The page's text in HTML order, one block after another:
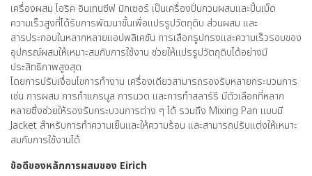
เครื่องผสม ไอริค อินเทนซีฟ มิกเซอร์ เป็นเครื่องปั่นกวนผสมและปั้นเม็ด
ความเร็วสูงที่ได้รับการพัฒนาขึ้นเพื่อแปรรูปวัตถุดิบ ส่วนผสม และ
สารประกอบในหลากหลายแอปพลิเคชัน การเลือกรูปทรงและความเร็วรอบของ
อุปกรณ์ผสมให้เหมาะสมกับการใช้งาน ช่วยให้แปรรูปวัตถุดิบได้อย่างมี
ประสิทธิภาพสูงสุด
โดยการปรับเงื่อนไขการทำงาน เครื่องเดียวสามารถรองรับหลายกระบวนการ
เช่น การผสม การทำแกรนูล การนวด และการทำสลาร์รี มีตัวเลือกที่หลาก
หลายซึ่งช่วยให้รองรับกระบวนการต่าง ๆ ได้ รวมถึง Mixing Pan แบบมี
Jacket สำหรับการทำความเย็นและให้ความร้อน และสามารถปรับแต่งให้เหมาะ
สมกับการใช้งานได้
ข้อดีของหลักการผสมของ Eirich